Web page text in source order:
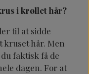
i krøllet hår?
til at sidde
hår. Men
faktisk få de
dagen. For at